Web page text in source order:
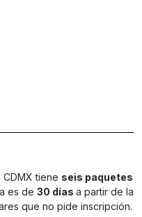
tiene seis paquetes
es de 30 días a partir de la
que no pide inscripción.